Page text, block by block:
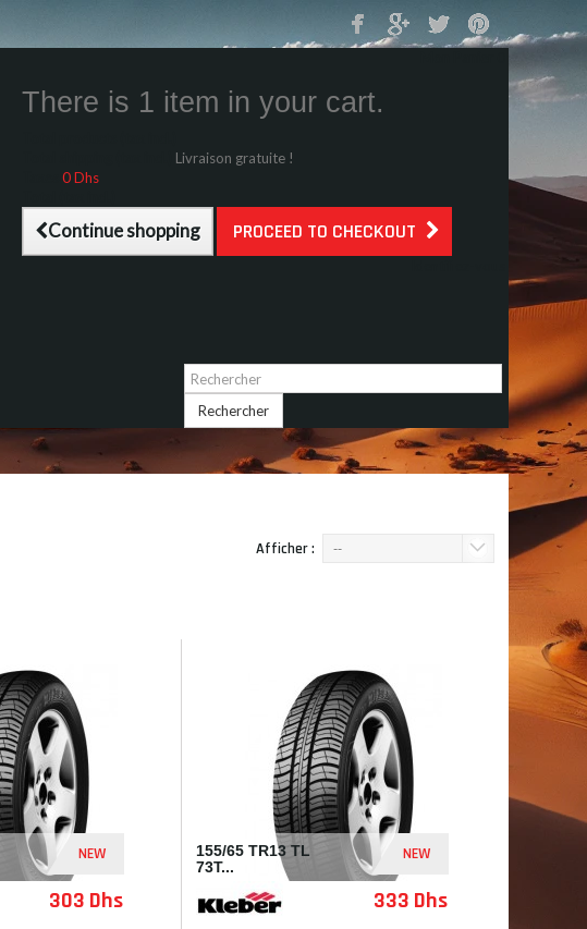
There is 1 item in your cart.
Livraison gratuite !
0 Dhs
Continue shopping PROCEED TO CHECKOUT
Rechercher
Afficher : --
NEW
303 Dhs
155/65 TR13 TL
73T...
NEW
333 Dhs